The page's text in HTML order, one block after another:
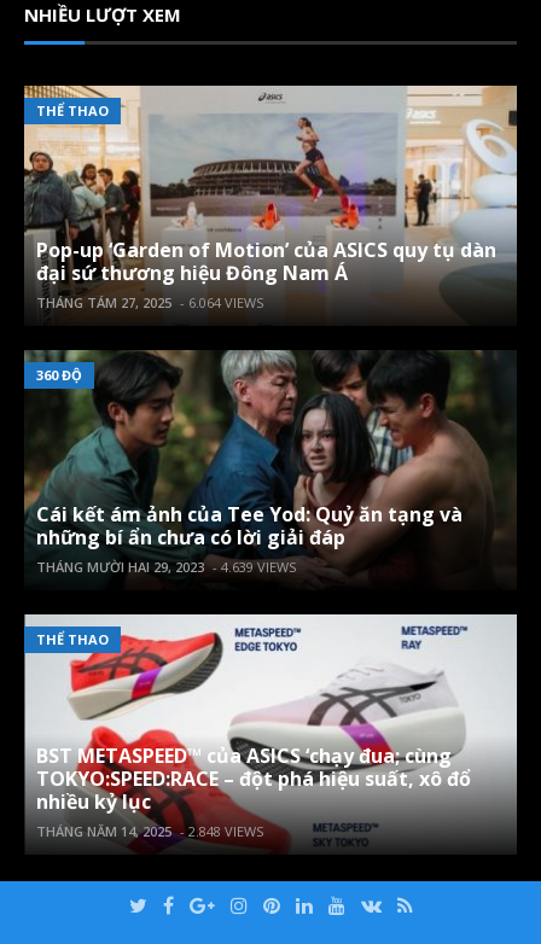
NHIỀU LƯỢT XEM
THỂ THAO
Pop-up ‘Garden of Motion’ của ASICS quy tụ dàn
đại sứ thương hiệu Đông Nam Á
THÁNG TÁM 27, 2025 - 6.064 VIEWS
360 ĐỘ
Cái kết ám ảnh của Tee Yod: Quỷ ăn tạng và
những bí ẩn chưa có lời giải đáp
THÁNG MƯỜI HAI 29, 2023 - 4.639 VIEWS
THỂ THAO
BST METASPEED™ của ASICS ‘chạy đua; cùng
TOKYO:SPEED:RACE – đột phá hiệu suất, xô đổ
nhiều kỷ lục
THÁNG NĂM 14, 2025 - 2.848 VIEWS